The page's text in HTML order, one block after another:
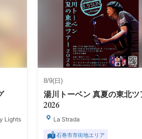
Lights
8/9(日)
湯川トーベン 真夏の東北ツ
2026
La Strada
石巻市市街地エリア